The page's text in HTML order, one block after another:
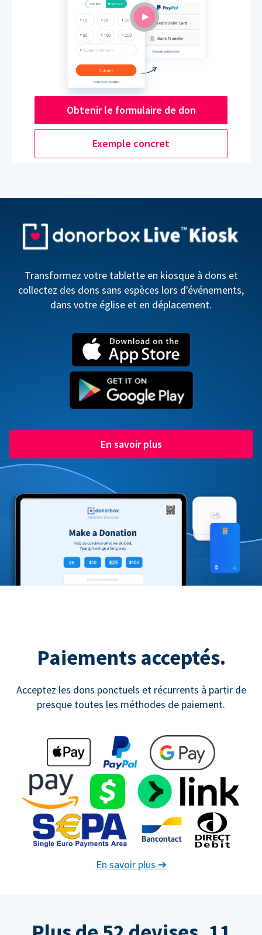
Obtenir le formulaire de don
Exemple concret
Transformez votre tablette en kiosque à dons et
collectez des dons sans espèces lors d'événements,
dans votre église et en déplacement.
En savoir plus
Paiements acceptés.
Acceptez les dons ponctuels et récurrents à partir de
presque toutes les méthodes de paiement.
En savoir plus ➔